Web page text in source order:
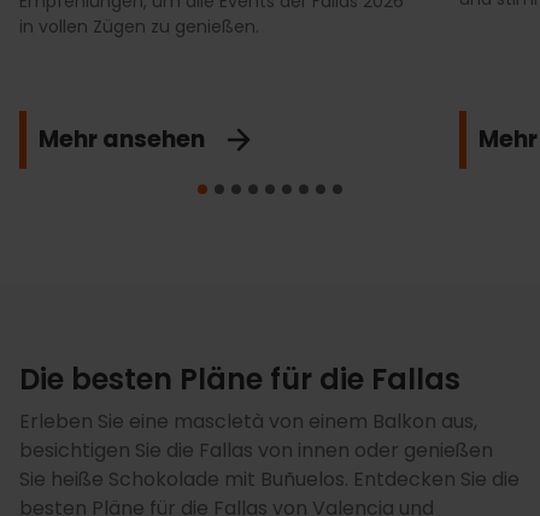
in vollen Zügen zu genießen.
Mehr ansehen
Die besten Pläne für die Fallas
Erleben Sie eine mascletà von einem Balkon aus,
besichtigen Sie die Fallas von innen oder genießen
Sie heiße Schokolade mit Buñuelos. Entdecken Sie die
besten Pläne für die Fallas von Valencia und